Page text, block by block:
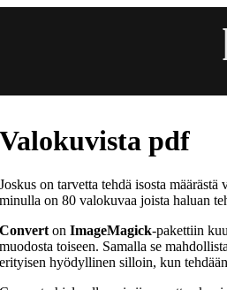
Valokuvista pdf
Joskus on tarvetta tehdä isosta
minulla on 80 valokuvaa joista haluan
Converton ImageMagick-pakettiin
muodosta toiseen. Samalla se
erityisen hyödyllinen silloin, kun